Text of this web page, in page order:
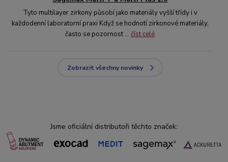
Tyto multilayer zirkony působí jako materiály vyšší třídy i v
každodenní laboratorní praxi Když se hodnotí zirkonové materiály,
často se pozornost ...číst celé
Zobrazit všechny novinky
Jsme oficiální distributoři těchto značek: